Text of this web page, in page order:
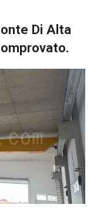
Di Alta